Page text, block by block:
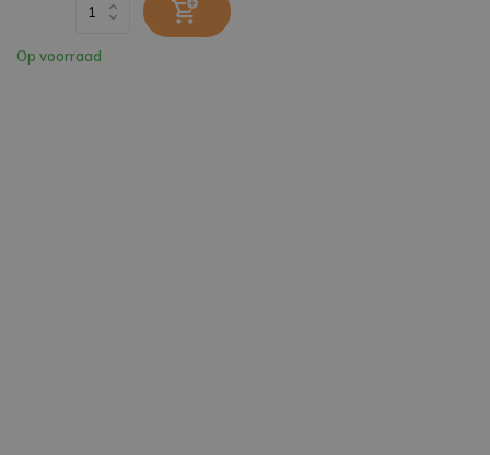
Op voorraad